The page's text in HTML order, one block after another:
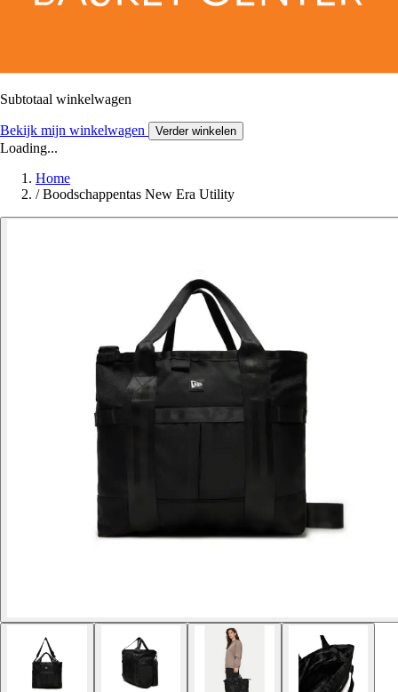
Subtotaal winkelwagen
Bekijk mijn winkelwagen Verder winkelen
Loading...
Home
/ Boodschappentas New Era Utility